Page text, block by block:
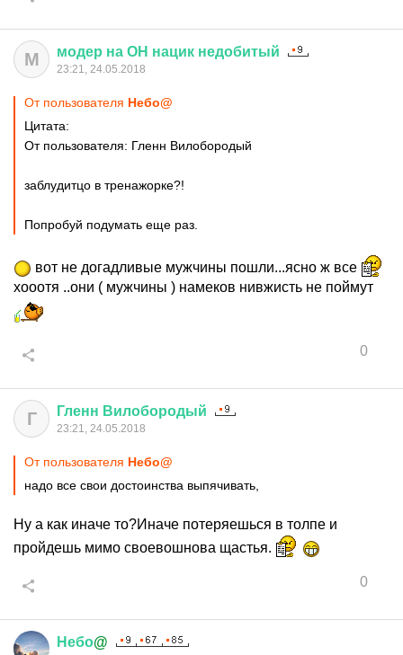
М модер на ОН нацик недобитый
23:21, 24.05.2018
От пользователя Небо@
Цитата:
От пользователя: Гленн Вилобородый
заблудитцо в тренажорке?!
Попробуй подумать еще раз.
вот не догадливые мужчины пошли...ясно ж все
хооотя ..они ( мужчины ) намеков нивжисть не поймут
0
Г Гленн Вилобородый
23:21, 24.05.2018
От пользователя Небо@
надо все свои достоинства выпячивать,
Ну а как иначе то?Иначе потеряешься в толпе и
пройдешь мимо своевошнова щастья.
0
Небо@